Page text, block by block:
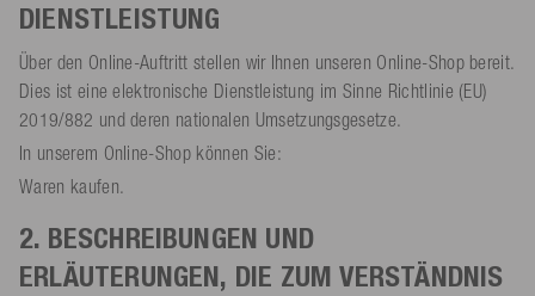
DIENSTLEISTUNG
Über den Online-Auftritt stellen wir Ihnen unseren Online-Shop bereit.
Dies ist eine elektronische Dienstleistung im Sinne Richtlinie (EU)
2019/882 und deren nationalen Umsetzungsgesetze.
In unserem Online-Shop können Sie:
Waren kaufen.
2. BESCHREIBUNGEN UND
ERLÄUTERUNGEN, DIE ZUM VERSTÄNDNIS